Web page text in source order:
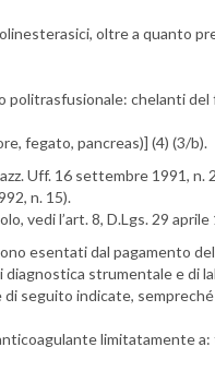
oltre a quanto
politrasfusionale: chelanti del
fegato, pancreas)] (4) (3/b).
Uff. 16 settembre 1991, n.
n. 15).
vedi l’art. 8, D.Lgs. 29 aprile
esentati dal pagamento
strumentale e di
seguito indicate,
limitatamente